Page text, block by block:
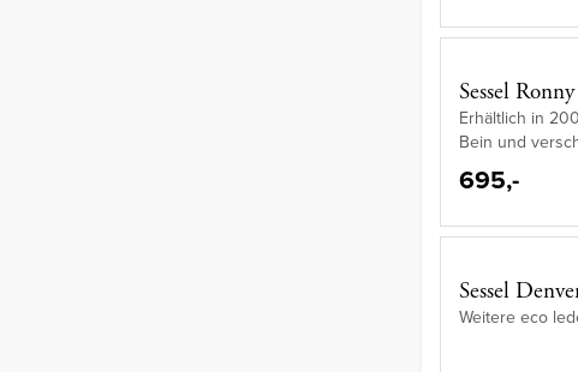
Sessel Ronny
Erhältlich in
Bein und
695,-
Sessel
Weitere eco